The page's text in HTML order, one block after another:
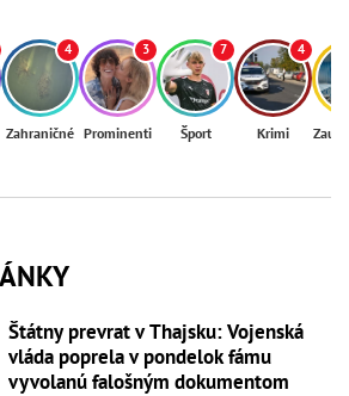
4
Zahraničné
3
Prominenti
7
Šport
4
Krimi
Štátny prevrat v Thajsku: Vojenská
vláda poprela v pondelok fámu
vyvolanú falošným dokumentom